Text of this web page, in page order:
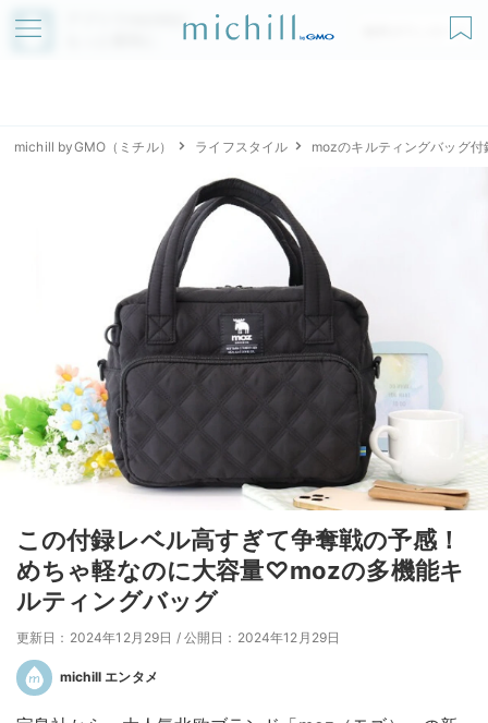
アプリでmichillが
無料ダウンロード
michill byGMO（ミチル） ライフスタイル mozのキルティングバッグ付
この付録レベル高すぎて争奪戦の予感！
めちゃ軽なのに大容量♡mozの多機能キ
ルティングバッグ
更新日：2024年12月29日 / 公開日：2024年12月29日
michill エンタメ